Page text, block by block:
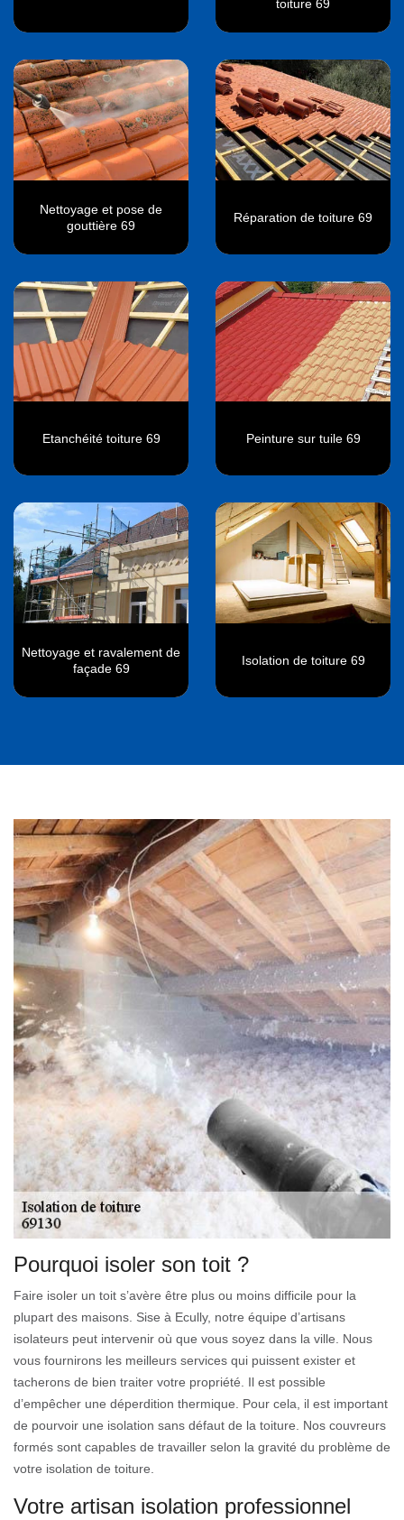
toiture 69
Nettoyage et pose de
gouttière 69
Réparation de toiture 69
Etanchéité toiture 69 Peinture sur tuile 69
Nettoyage et ravalement de
façade 69
Isolation de toiture 69
Pourquoi isoler son toit ?
Faire isoler un toit s’avère être plus ou moins difficile pour la
plupart des maisons. Sise à Ecully, notre équipe d’artisans
isolateurs peut intervenir où que vous soyez dans la ville. Nous
vous fournirons les meilleurs services qui puissent exister et
tacherons de bien traiter votre propriété. Il est possible
d’empêcher une déperdition thermique. Pour cela, il est important
de pourvoir une isolation sans défaut de la toiture. Nos couvreurs
formés sont capables de travailler selon la gravité du problème de
votre isolation de toiture.
Votre artisan isolation professionnel